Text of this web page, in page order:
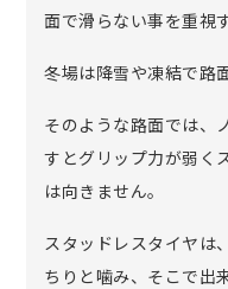
面で滑らない事を重視
冬場は降雪や凍結で路
そのような路面では、
すとグリップ力が弱く
は向きません。
スタッドレスタイヤは
ちりと噛み、そこで出